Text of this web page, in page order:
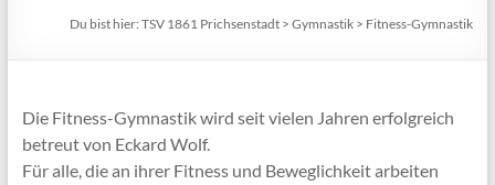
Du bist hier:TSV 1861 Prichsenstadt >Gymnastik > Fitness-Gymnastik
Die Fitness-Gymnastik wird seit vielen Jahren erfolgreich
betreut von Eckard Wolf.
Für alle, die an ihrer Fitness und Beweglichkeit arbeiten